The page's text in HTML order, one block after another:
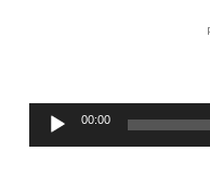
Arja
Hellén-
Äänitoistin00:00